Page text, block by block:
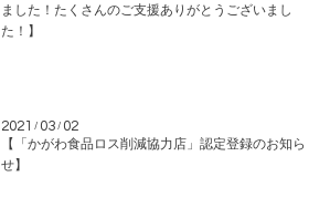
ました！たくさんのご支援ありがとうございまし
た！】
2021 / 03 / 02
【「かがわ食品ロス削減協力店」認定登録のお知ら
せ】